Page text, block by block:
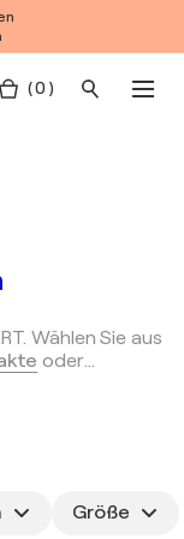
( 0 )
Wählen Sie aus
oder
Hier sind
Größe